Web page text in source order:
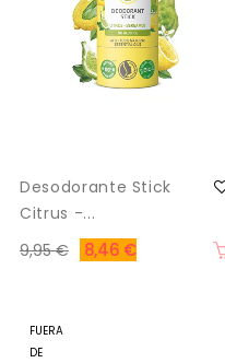
Desodorante Stick
Citrus -...
9,95 €
8,46 €
FUERA
DE